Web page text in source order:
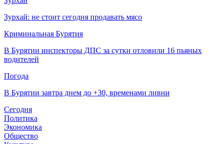
Зурхай: не стоит сегодня продавать мясо
Криминальная Бурятия
В Бурятии инспекторы ДПС за сутки отловили 16 пьяных
водителей
Погода
В Бурятии завтра днем до +30, временами ливни
Сегодня
Политика
Экономика
Общество